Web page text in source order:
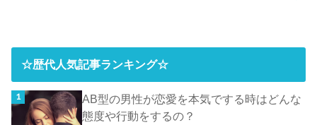
☆歴代人気記事ランキング☆
AB型の男性が恋愛を本気でする時はどんな
態度や行動をするの？